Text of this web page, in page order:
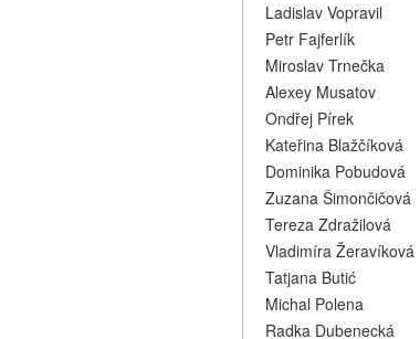
Ladislav Vopravil
Petr Fajferlík
Miroslav Trnečka
Alexey Musatov
Ondřej Pírek
Kateřina Blažčíková
Dominika Pobudová
Zuzana Šimončičová
Tereza Zdražilová
Vladimíra Žeravíková
Tatjana Butić
Michal Polena
Radka Dubenecká